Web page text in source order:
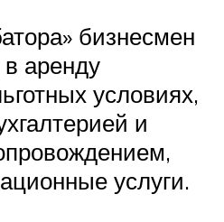
бизнесмен
аренду
условиях,
и
услуги.